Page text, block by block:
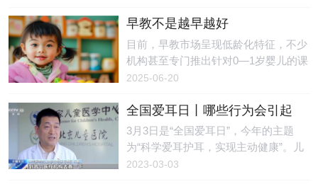
火机好不好用第一次尝试没打着火他再
丁点火星男孩见状没有任何处置而是快
速逃离，返回了家中仅仅半分钟火星就
有了明显的变化明亮的火焰快速蚕食着
深藏幼童腹中2岁9个月的小男孩阿宝
（化名）因为“误服磁力珠2天余”被紧急
送医救治。手术中，医生竟从其体内取
出13颗磁力珠！事发当天，妈妈发现少
像显示孩子体内竟有一串异物，家长当
场惊呆——其余珠子何时被吞下浑然不
知。市儿童医院普外科刘云钦医生介
绍，每年科室都会收治十几例误吞磁力
珠的患儿。她表示：“磁力珠祸害太多
早教不是越早越好
目前，早教市场呈现低龄化特征，不少
机构甚至专门推出针对0—1岁婴儿的课
程。家长常被“不让孩子输在起跑线”裹
退费难等风险。孩子被迫超前学习知
识，失去了快乐童年，身心健康受损。
人生是一段长跑，早教绝不是越早越
好。“拔苗助长式”的教育，本质上是将
2025-06-20
全国爱耳日丨哪些行为会引起
孩子听力受损？家长需注意
3月3日是“全国爱耳日”，今年的主题
为“科学爱耳护耳，实现主动健康”。儿
童听力受损后，会出现发育迟缓、语言
2023-03-03